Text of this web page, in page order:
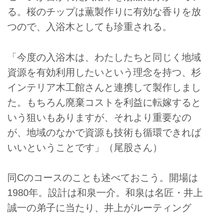
る。桜のチップは薫製作りに有効な香りを放
つので、入浴木としても珍重される。
「今度の入浴木は、わたしたちと同じく地域
資源を有効利用したいという理念を持つ、杉
インテリア木工館さんと連携して製作しまし
た。もちろん廃棄コストを利益に転嫁すると
いう狙いもありますが、それより重要なの
が、地域のなかで資源も技術も循環できれば
いいということです」（尾股さん）
同Cのコースのことも述べておこう。開場は
1980年。設計は和泉一介。和泉は名匠・井上
誠一の弟子に当たり、井上がルーティング